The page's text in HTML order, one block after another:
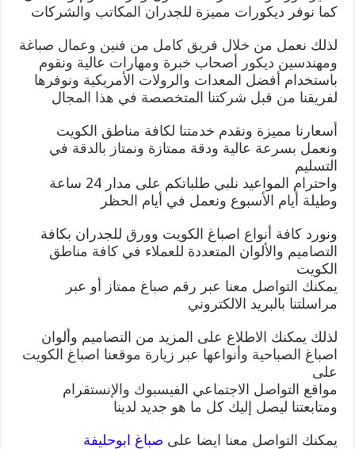
كما نوفر ديكورات مميزة للجدران المكاتب والشركات
لذلك نعمل من خلال فريق كامل من فنين وعمال صباغة
ومهندسين ديكور أصحاب خبرة ومهارات عالية ونقوم
باستخدام أفضل المعدات والرولات الأمريكية ونوفرها
لفريقنا من قبل شركتنا المتخصصة في هذا المجال
أسعارنا مميزة ونقدم خدمتنا لكافة مناطق الكويت
ونعمل بسرعة عالية ودقة ممتازة ونمتاز بالدقة في
التسليم
واحترام المواعيد نلبي طلباتكم على مدار 24 ساعة
وطيلة أيام الأسبوع ونعمل في أيام الحظر
ونورد كافة أنواع اصباغ الكويت وورق للجدران بكافة
التصاميم والألوان المتعددة للعملاء في كافة مناطق
الكويت
يمكنك التواصل معنا عبر رقم صباغ ممتاز أو عبر
مراسلتنا بالبريد الالكتروني
لذلك يمكنك الاطلاع على المزيد من التصاميم وألوان
اصباغ الصباحية وأنواعها عبر زيارة موقعنا اصباغ الكويت
على
مواقع التواصل الاجتماعي الفيسبوك والإنستقرام
ومتابعتنا ليصل إليك كل ما هو جديد لدينا
يمكنك التواصل معنا ايضا على صباغ ابوحليفة